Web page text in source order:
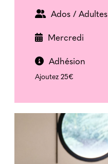
Ados / Adultes
Mercredi
Adhésion
Ajoutez 25€